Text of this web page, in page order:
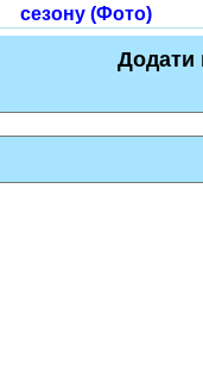
сезону (Фото)
Додати